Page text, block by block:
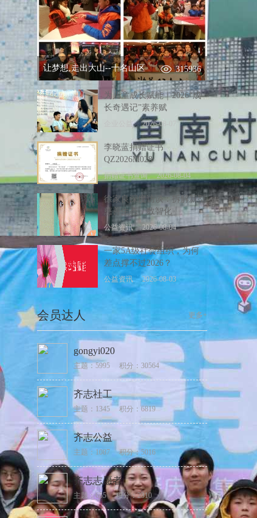
315936
让梦想,走出大山--十名山区
为儿童成长赋能｜2026“成
长奇遇记”素养赋
企业公益 2026-08-07
李晓蓝捐赠证书
QZ2026M028
捐赠证书查询 2026-08-04
徐家良深度访谈：拆解新型
慈善生态，数智化
公益资讯 2026-08-04
一家5A级社会组织，为何
差点撑不过2026？
公益资讯 2026-08-03
会员达人 更多+
gongyi020
主题：5995 积分：30564
齐志社工
主题：1345 积分：6819
齐志公益
主题：1087 积分：5016
齐志志愿者
主题：655 积分：2310